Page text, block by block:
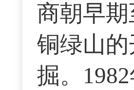
商朝早
铜绿山
掘。